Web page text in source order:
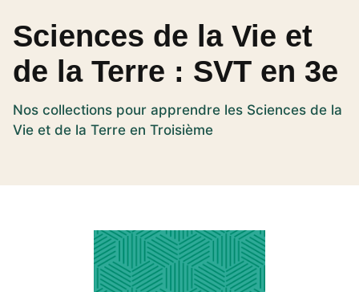
Sciences de la Vie et
de la Terre : SVT en 3e
Nos collections pour apprendre les Sciences de la
Vie et de la Terre en Troisième